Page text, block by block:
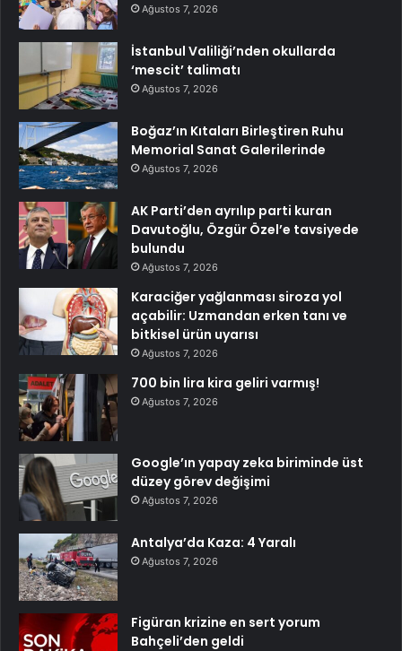
Ağustos 7, 2026
İstanbul Valiliği’nden okullarda
‘mescit’ talimatı
Ağustos 7, 2026
Boğaz’ın Kıtaları Birleştiren Ruhu
Memorial Sanat Galerilerinde
Ağustos 7, 2026
AK Parti’den ayrılıp parti kuran
Davutoğlu, Özgür Özel’e tavsiyede
bulundu
Ağustos 7, 2026
Karaciğer yağlanması siroza yol
açabilir: Uzmandan erken tanı ve
bitkisel ürün uyarısı
Ağustos 7, 2026
700 bin lira kira geliri varmış!
Ağustos 7, 2026
Google’ın yapay zeka biriminde üst
düzey görev değişimi
Ağustos 7, 2026
Antalya’da Kaza: 4 Yaralı
Ağustos 7, 2026
Figüran krizine en sert yorum
Bahçeli’den geldi